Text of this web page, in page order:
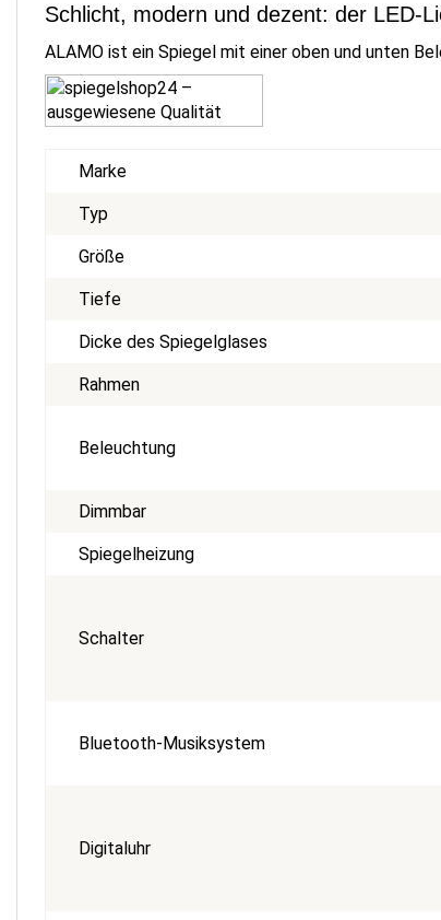
Schlicht, modern und dezent: der LED-
ALAMO ist ein Spiegel mit einer oben und unten
Marke
Typ
Größe
Tiefe
Dicke des Spiegelglases
Rahmen
Beleuchtung
Dimmbar
Spiegelheizung
Schalter
Bluetooth-Musiksystem
Digitaluhr